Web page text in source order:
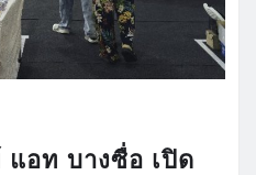
แอท บางซื่อ เปิด